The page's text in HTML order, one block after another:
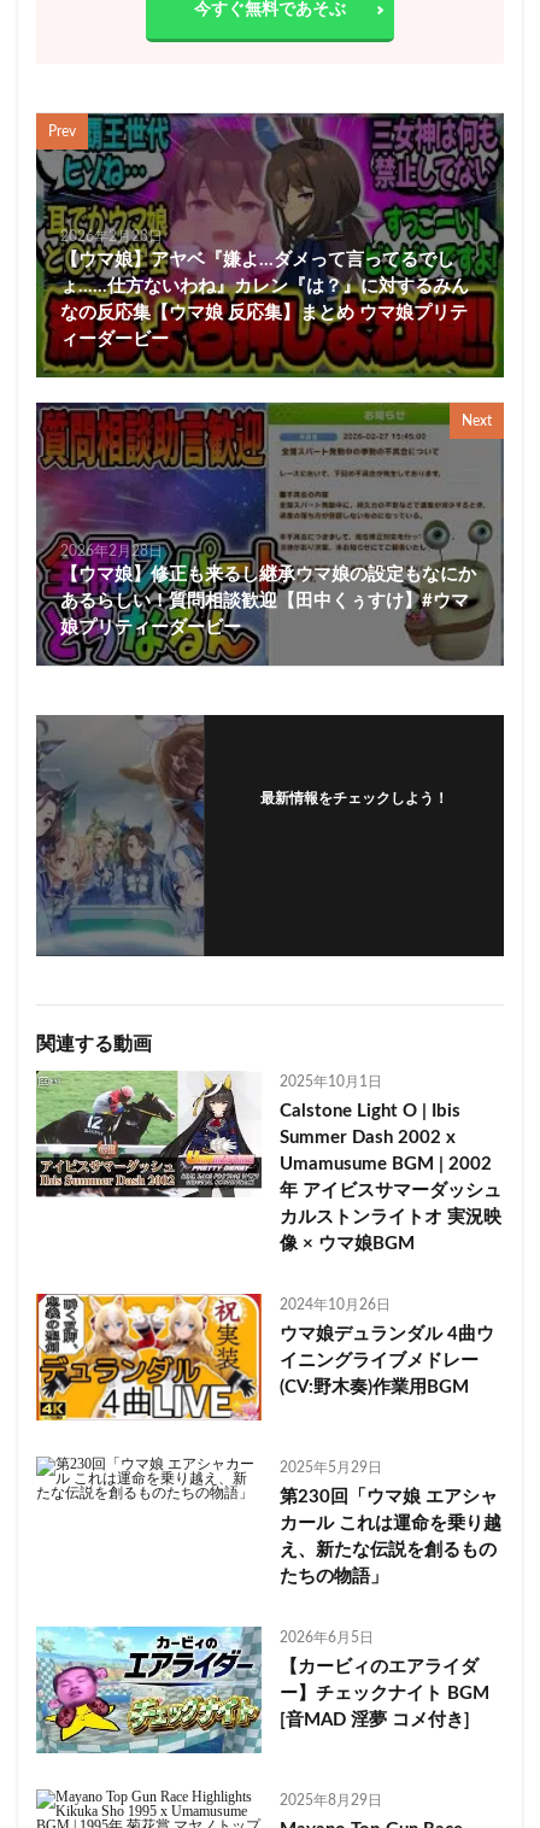
今すぐ無料であそぶ
Prev
2026年2月28日
【ウマ娘】アヤベ『嫌よ…ダメって言ってるでし
ょ……仕方ないわね』カレン『は？』に対するみん
なの反応集【ウマ娘 反応集】まとめ ウマ娘プリテ
ィーダービー
Next
2026年2月28日
【ウマ娘】修正も来るし継承ウマ娘の設定もなにか
あるらしい！質問相談歓迎【田中くぅすけ】#ウマ
娘プリティーダービー
最新情報をチェックしよう！
関連する動画
2025年10月1日
Calstone Light O | Ibis
Summer Dash 2002 x
Umamusume BGM | 2002
年 アイビスサマーダッシュ
カルストンライトオ 実況映
像 × ウマ娘BGM
2024年10月26日
ウマ娘デュランダル 4曲ウ
イニングライブメドレー
(CV:野木奏)作業用BGM
2025年5月29日
第230回「ウマ娘 エアシャ
カール これは運命を乗り越
え、新たな伝説を創るもの
たちの物語」
2026年6月5日
【カービィのエアライダ
ー】チェックナイト BGM
[音MAD 淫夢 コメ付き]
2025年8月29日